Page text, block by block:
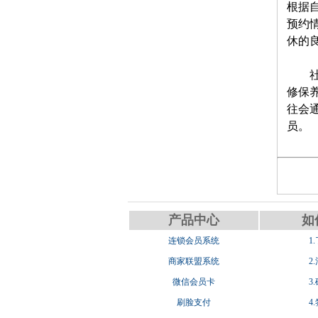
根据
预约
休的
修保
往会
员。
产品中心 如
连锁会员系统 1.
商家联盟系统 2.
微信会员卡 3.
刷脸支付 4.